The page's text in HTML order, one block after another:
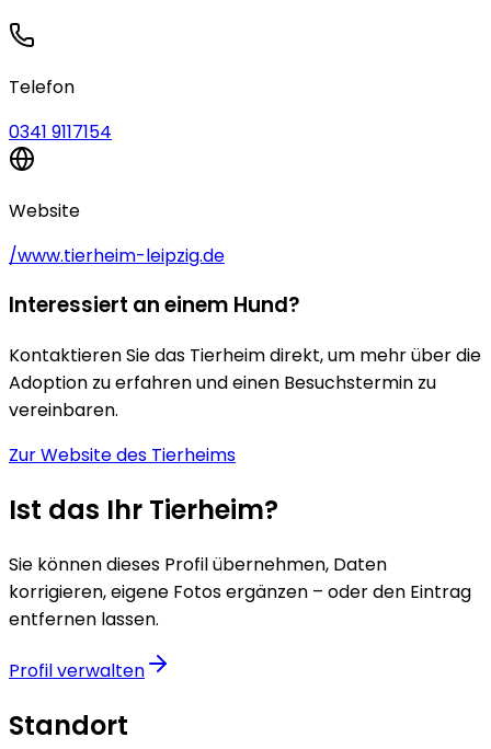
Telefon
0341 9117154
Website
/www.tierheim-leipzig.de
Interessiert an einem Hund?
Kontaktieren Sie das Tierheim direkt, um mehr über die
Adoption zu erfahren und einen Besuchstermin zu
vereinbaren.
Zur Website des Tierheims
Ist das Ihr Tierheim?
Sie können dieses Profil übernehmen, Daten
korrigieren, eigene Fotos ergänzen – oder den Eintrag
entfernen lassen.
Profil verwalten
Standort